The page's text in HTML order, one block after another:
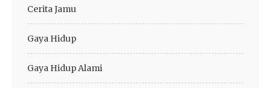
Cerita Jamu
Gaya Hidup
Gaya Hidup Alami